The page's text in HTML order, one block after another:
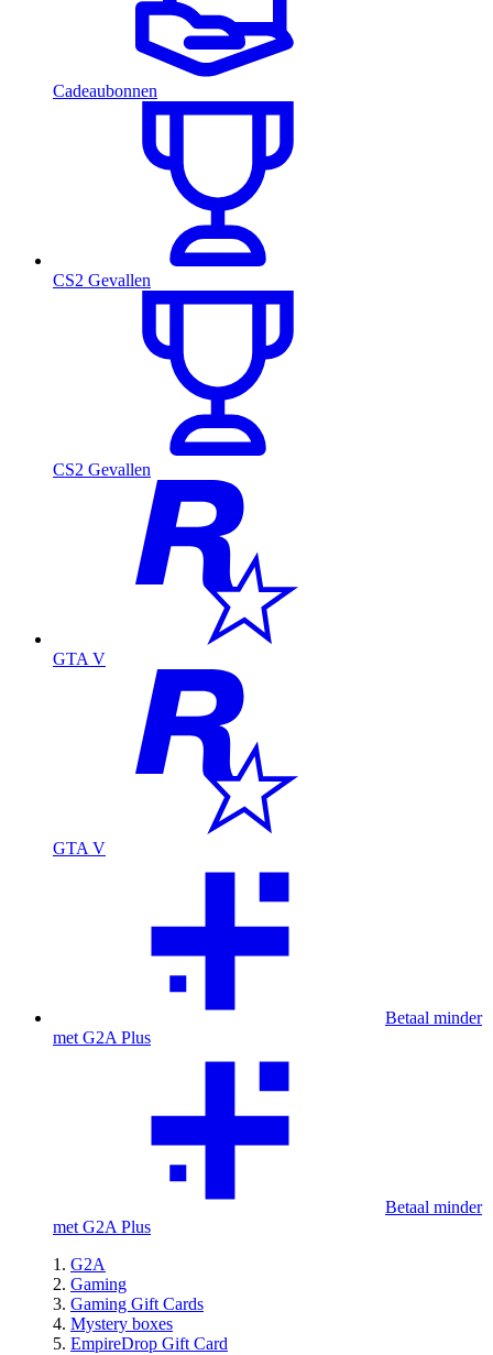
Cadeaubonnen
CS2 Gevallen
CS2 Gevallen
GTA V
GTA V
Betaal minder
met G2A Plus
Betaal minder
met G2A Plus
G2A
Gaming
Gaming Gift Cards
Mystery boxes
EmpireDrop Gift Card